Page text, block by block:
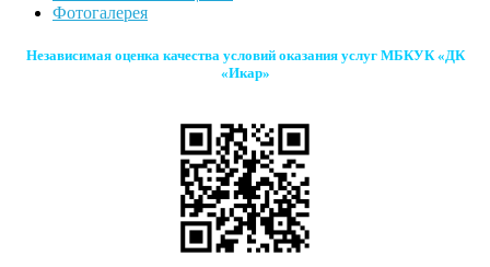
Фотогалерея
Независимая оценка качества условий оказания услуг МБКУК «ДК
«Икар»